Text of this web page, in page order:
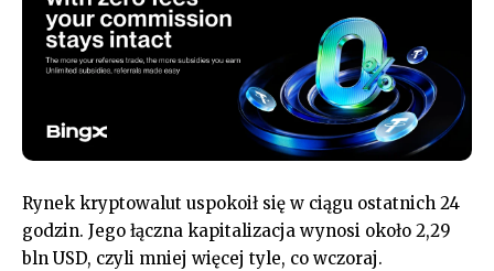
Rynek kryptowalut uspokoił się w ciągu ostatnich 24
godzin. Jego łączna kapitalizacja wynosi około 2,29
bln USD, czyli mniej więcej tyle, co wczoraj.